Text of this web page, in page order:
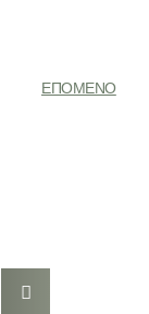
ΕΠΌΜΕΝΟ